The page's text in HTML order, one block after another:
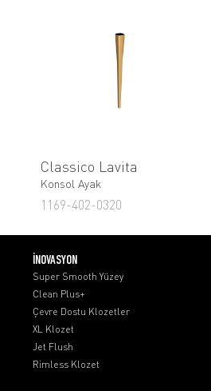
Classico Lavita
Konsol Ayak
1169-402-0320
İNOVASYON
Super Smooth Yüzey
Clean Plus+
Çevre Dostu Klozetler
XL Klozet
Jet Flush
Rimless Klozet